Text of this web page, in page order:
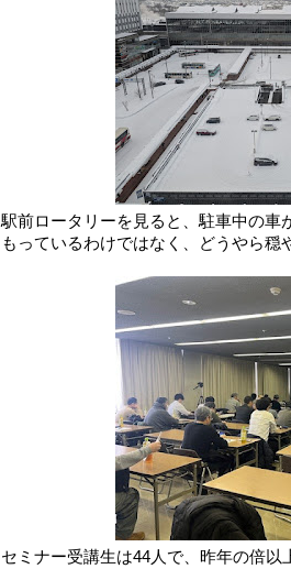
駅前ロータリーを見ると、駐車中の車
もっているわけではなく、どうやら穏
セミナー受講生は44人で、昨年の倍